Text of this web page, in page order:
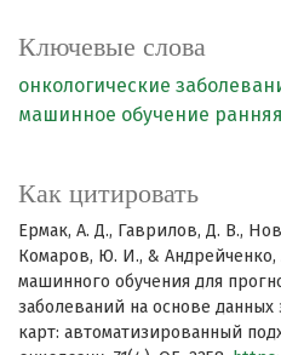
Ключевые слова
онкологические
машинное обучение
Как цитировать
Ермак, А. Д., Гаврилов, Д. В.,
Комаров, Ю. И., & Андрейченко,
машинного обучения для
заболеваний на основе
карт: автоматизированный